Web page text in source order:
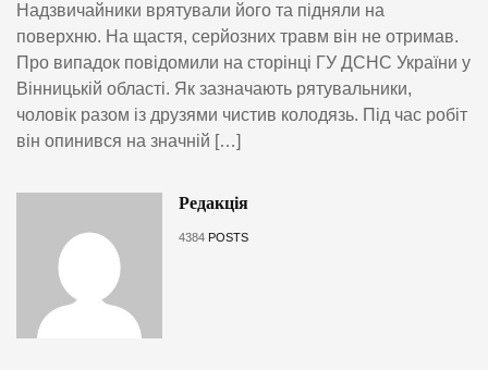
Надзвичайники врятували його та підняли на
поверхню. На щастя, серйозних травм він не отримав.
Про випадок повідомили на сторінці ГУ ДСНС України у
Вінницькій області. Як зазначають рятувальники,
чоловік разом із друзями чистив колодязь. Під час робіт
він опинився на значній […]
Редакція
4384 POSTS